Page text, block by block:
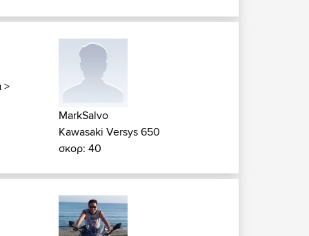
>
MarkSalvo
Kawasaki Versys 650
σκορ: 40